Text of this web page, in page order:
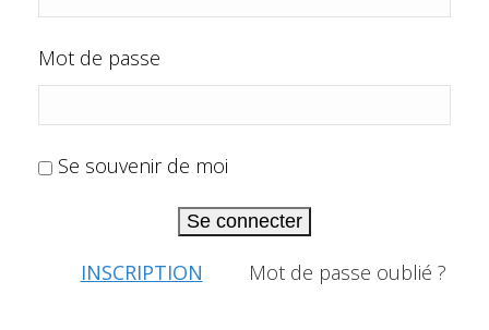
Mot de passe
Se souvenir de moi
Se connecter
INSCRIPTION Mot de passe oublié ?